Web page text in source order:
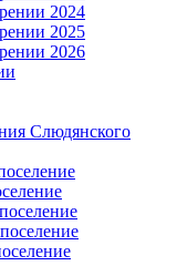
2024
2025
2026
Слюдянского